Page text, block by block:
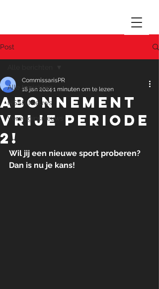
Post
Alle berichten
NSSR Nieuws
Vereniginsnieuws
Abonnement
vrije periode
2!
CommissarisPR
18 jan 2024 1 minuten om te lezen
Wil jij een nieuwe sport proberen?
Dan is nu je kans!